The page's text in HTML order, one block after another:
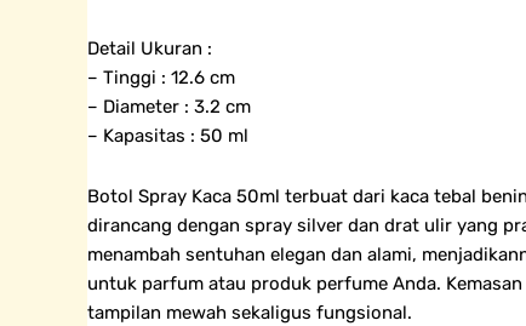
Detail Ukuran :
– Tinggi : 12.6 cm
– Diameter : 3.2 cm
– Kapasitas : 50 ml
Botol Spray Kaca 50ml terbuat dari kaca tebal
dirancang dengan spray silver dan drat ulir yang
menambah sentuhan elegan dan alami,
untuk parfum atau produk perfume Anda.
tampilan mewah sekaligus fungsional.